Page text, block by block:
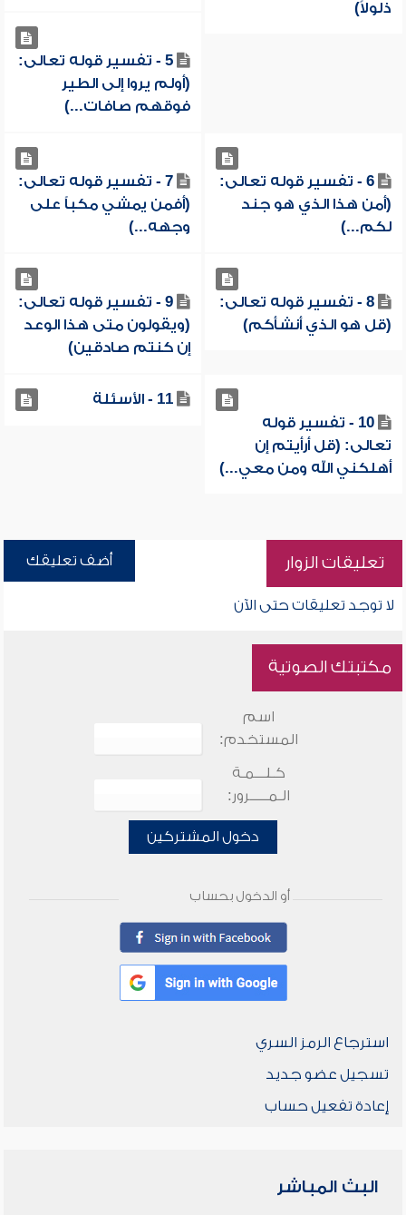
ذلولاً)
5 - تفسير قوله تعالى:
(أولم يروا إلى الطير
فوقهم صافات...)
6 - تفسير قوله تعالى:
(أمن هذا الذي هو جند
لكم...)
7 - تفسير قوله تعالى:
(أفمن يمشي مكباً على
وجهه...)
8 - تفسير قوله تعالى:
(قل هو الذي أنشأكم)
9 - تفسير قوله تعالى:
(ويقولون متى هذا الوعد
إن كنتم صادقين)
10 - تفسير قوله
تعالى: (قل أرأيتم إن
أهلكني الله ومن معي...)
11 - الأسئلة
تعليقات الزوار أضف تعليقك
لا توجد تعليقات حتى الآن
مكتبتك الصوتية
اسم
المستخدم:
كـلـــمـة
الـمـــــرور:
دخول المشتركين
أو الدخول بحساب
استرجاع الرمز السري
تسجيل عضو جديد
إعادة تفعيل حساب
البث المباشر